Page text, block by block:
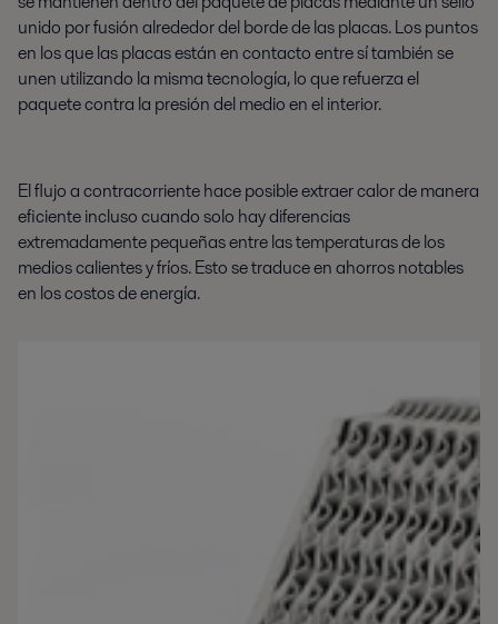
unido por fusión alrededor del borde de las placas. Los puntos
en los que las placas están en contacto entre sí también se
unen utilizando la misma tecnología, lo que refuerza el
paquete contra la presión del medio en el interior.
El flujo a contracorriente hace posible extraer calor de manera
eficiente incluso cuando solo hay diferencias
extremadamente pequeñas entre las temperaturas de los
medios calientes y fríos. Esto se traduce en ahorros notables
en los costos de energía.